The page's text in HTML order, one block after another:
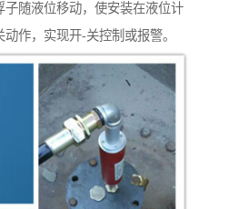
子随液位移动，使安装在液位计
作，实现开-关控制或报警。